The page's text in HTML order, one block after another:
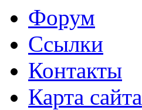
Форум
Ссылки
Контакты
Карта сайта